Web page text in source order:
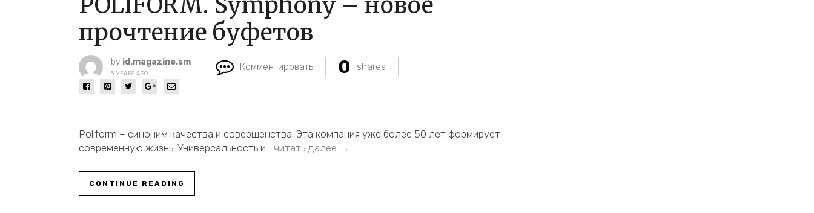
прочтение буфетов
by id.magazine.sm
5 YEARS AGO
Комментировать 0 shares
Poliform – синоним качества и совершенства. Эта компания уже более 50 лет формирует
современную жизнь. Универсальность и …читать далее →
CONTINUE READING